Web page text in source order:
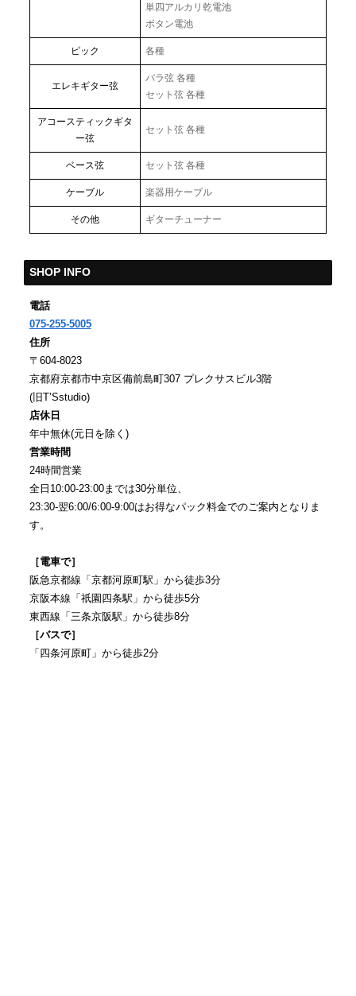
単四アルカリ乾電池
ボタン電池
ピック 各種
エレキギター弦
バラ弦 各種
セット弦 各種
アコースティックギタ
ー弦
セット弦 各種
ベース弦 セット弦 各種
ケーブル 楽器用ケーブル
その他 ギターチューナー
SHOP INFO
電話
075-255-5005
住所
〒604-8023
京都府京都市中京区備前島町307 プレクサスビル3階
(旧T’Sstudio)
店休日
年中無休(元日を除く)
営業時間
24時間営業
全日10:00-23:00までは30分単位、
23:30-翌6:00/6:00-9:00はお得なパック料金でのご案内となりま
す。
［電車で］
阪急京都線「京都河原町駅」から徒歩3分
京阪本線「祇園四条駅」から徒歩5分
東西線「三条京阪駅」から徒歩8分
［バスで］
「四条河原町」から徒歩2分